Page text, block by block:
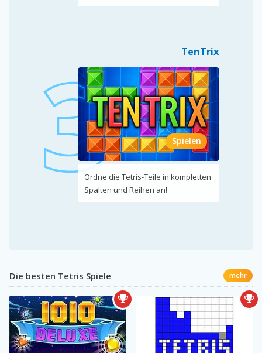
TenTrix
Spielen
Ordne die Tetris-Teile in kompletten
Spalten und Reihen an!
Die besten Tetris Spiele mehr